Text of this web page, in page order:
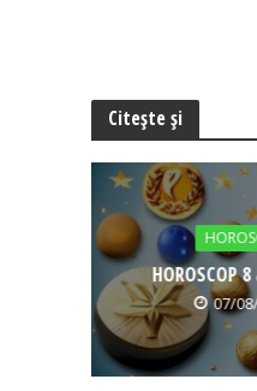
Citește și
HOROSCOP
07/